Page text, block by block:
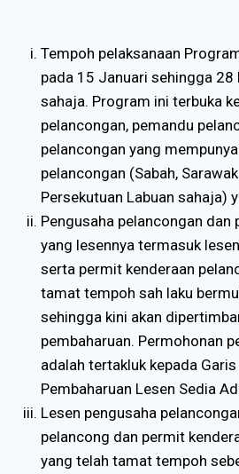
Tempoh pelaksanaan
pada 15 Januari sehingga 28
sahaja. Program ini terbuka
pelancongan, pemandu
pelancongan yang
pelancongan (Sabah,
Persekutuan Labuan sahaja)
Pengusaha pelancongan dan
yang lesennya termasuk
serta permit kenderaan
tamat tempoh sah laku
sehingga kini akan
pembaharuan. Permohonan
adalah tertakluk kepada Garis
Pembaharuan Lesen Sedia
Lesen pengusaha
pelancong dan permit
yang telah tamat tempoh